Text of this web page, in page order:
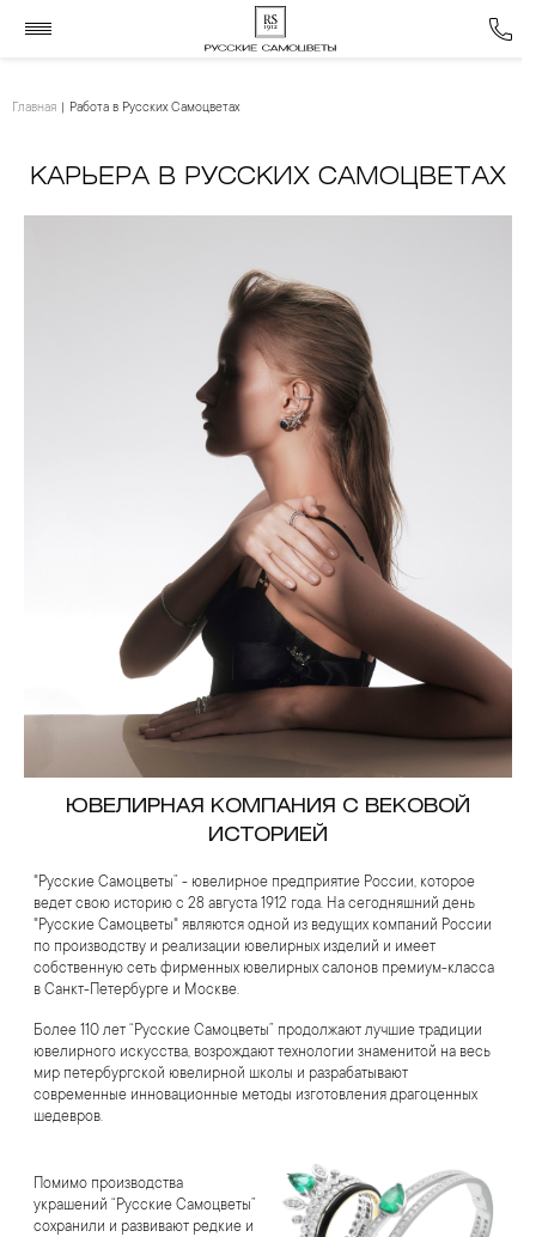
Главная Работа в Русских Самоцветах
КАРЬЕРА В РУССКИХ САМОЦВЕТАХ
ЮВЕЛИРНАЯ КОМПАНИЯ С ВЕКОВОЙ
ИСТОРИЕЙ
"Русские Самоцветы” - ювелирное предприятие России, которое
ведет свою историю с 28 августа 1912 года. На сегодняшний день
"Русские Самоцветы" являются одной из ведущих компаний России
по производству и реализации ювелирных изделий и имеет
собственную сеть фирменных ювелирных салонов премиум-класса
в Санкт-Петербурге и Москве.
Более 110 лет “Русские Самоцветы” продолжают лучшие традиции
ювелирного искусства, возрождают технологии знаменитой на весь
мир петербургской ювелирной школы и разрабатывают
современные инновационные методы изготовления драгоценных
шедевров.
Помимо производства
украшений “Русские Самоцветы”
сохранили и развивают редкие и